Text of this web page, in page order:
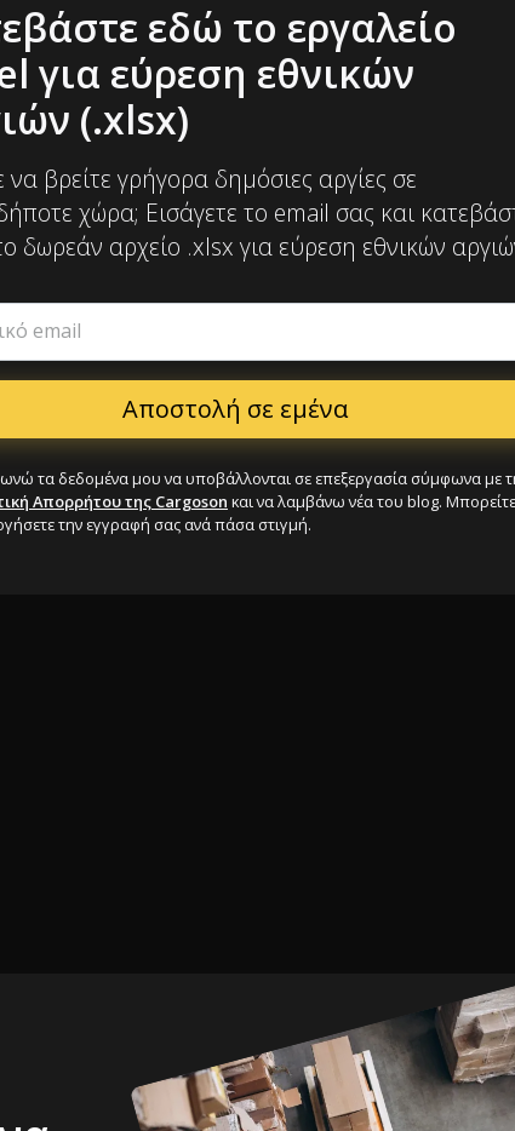
εδώ το εργαλείο
για εύρεση εθνικών
(.xlsx)
να βρείτε γρήγορα δημόσιες αργίες σε
χώρα; Εισάγετε το email σας και
δωρεάν αρχείο .xlsx για εύρεση εθνικών
email
τα δεδομένα μου να υποβάλλονται σε επεξεργασία σύμφωνα με
Απορρήτου της Cargoson και να λαμβάνω νέα του blog.
την εγγραφή σας ανά πάσα στιγμή.